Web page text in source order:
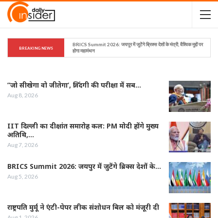
BREAKING NEWS
BRICS Summit 2026: जयपुर में जुटेंगे ब्रिक्स देशों के मंत्री, वैश्विक मुद्दों पर
होगा महामंथन
”जो सीखेगा वो जीतेगा’, जिंदगी की परीक्षा में सब…
Aug 8, 2026
IIT दिल्ली का दीक्षांत समारोह कल: PM मोदी होंगे मुख्य
अतिथि,…
Aug 7, 2026
BRICS Summit 2026: जयपुर में जुटेंगे ब्रिक्स देशों के…
Aug 5, 2026
राष्ट्रपति मुर्मू ने एंटी-पेपर लीक संशोधन बिल को मंजूरी दी